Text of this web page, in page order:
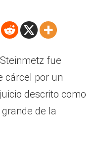
fue
cárcel por un
descrito como
de la